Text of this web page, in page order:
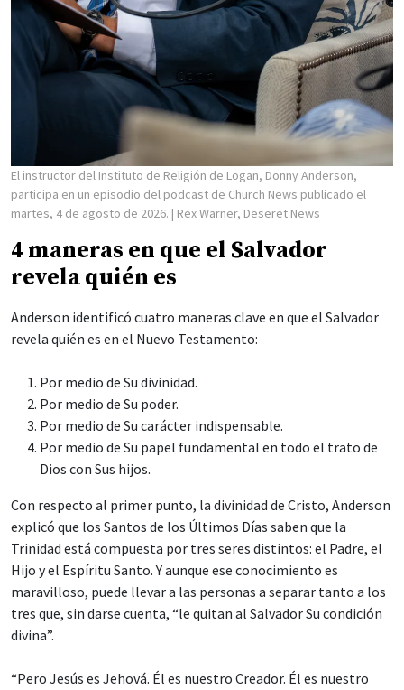
El instructor del Instituto de Religión de Logan, Donny Anderson,
participa en un episodio del podcast de Church News publicado el
martes, 4 de agosto de 2026. | Rex Warner, Deseret News
4 maneras en que el Salvador
revela quién es
Anderson identificó cuatro maneras clave en que el Salvador
revela quién es en el Nuevo Testamento:
Por medio de Su divinidad.
Por medio de Su poder.
Por medio de Su carácter indispensable.
Por medio de Su papel fundamental en todo el trato de
Dios con Sus hijos.
Con respecto al primer punto, la divinidad de Cristo, Anderson
explicó que los Santos de los Últimos Días saben que la
Trinidad está compuesta por tres seres distintos: el Padre, el
Hijo y el Espíritu Santo. Y aunque ese conocimiento es
maravilloso, puede llevar a las personas a separar tanto a los
tres que, sin darse cuenta, “le quitan al Salvador Su condición
divina”.
“Pero Jesús es Jehová. Él es nuestro Creador. Él es nuestro